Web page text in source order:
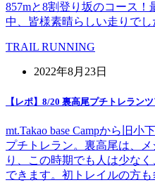
857mと8割登り坂のコース
中、皆様素晴らしい走りで
TRAIL RUNNING
2022年8月23日
【レポ】8/20 裏高尾プチトレラン
mt.Takao base Campから旧
プチトレラン。裏高尾は、
り、この時期でも人は少な
できます。初トレイルの方